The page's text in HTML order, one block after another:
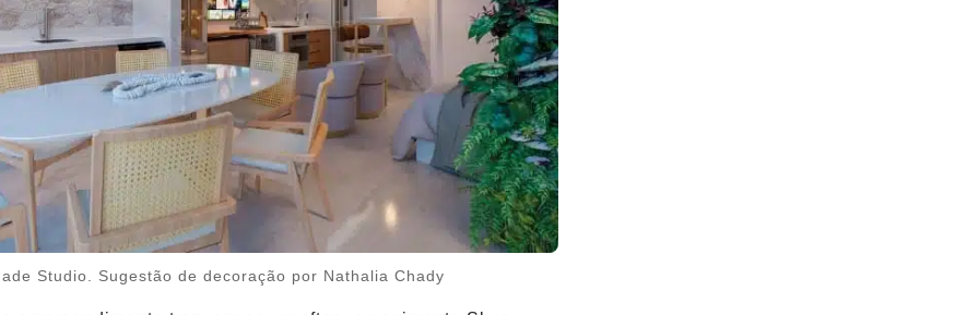
Studio. Sugestão de decoração por Nathalia Chady